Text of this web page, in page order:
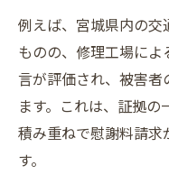
例えば、宮城県内の
ものの、修理工場に
言が評価され、被害者
ます。これは、証拠
積み重ねで慰謝料請求
す。